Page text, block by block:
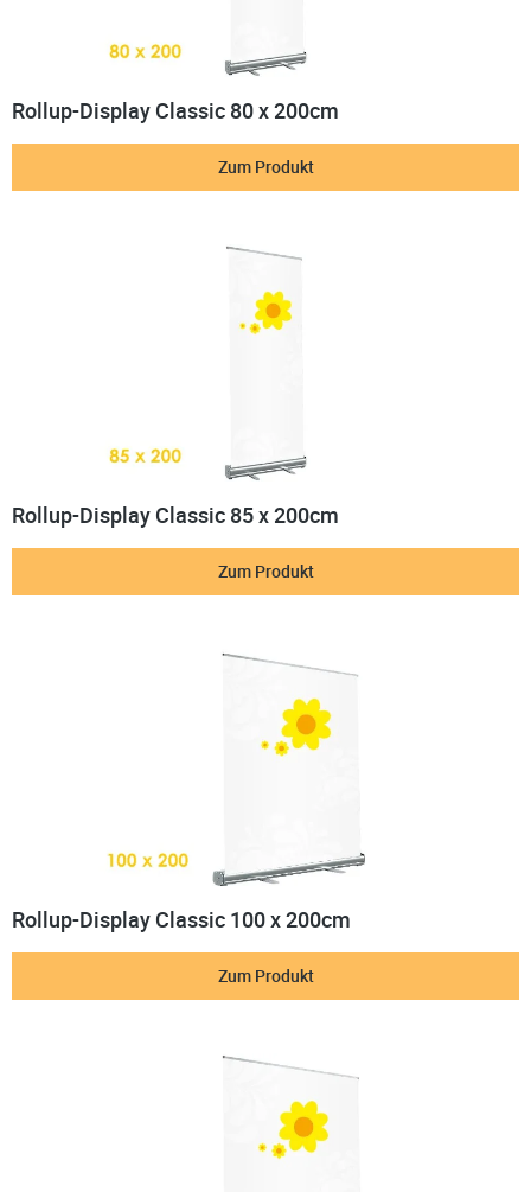
Rollup-Display Classic 80 x 200cm
Zum Produkt
Rollup-Display Classic 85 x 200cm
Zum Produkt
Rollup-Display Classic 100 x 200cm
Zum Produkt